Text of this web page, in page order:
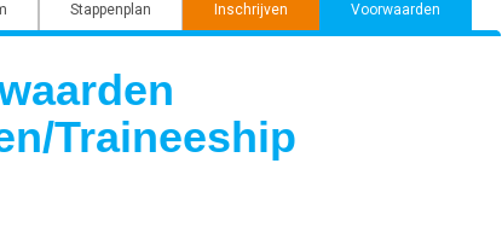
Stappenplan Inschrijven Voorwaarden
Traineeship